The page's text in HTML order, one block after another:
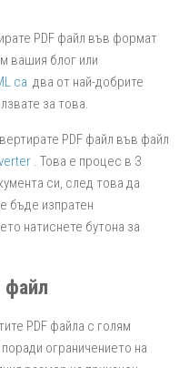
PDF файл във формат
вашия блог или
са два от най-добрите
за това.
PDF файл във файл
. Това е процес в 3
си, след това да
бъде изпратен
натиснете бутона за
файл
PDF файла с голям
ограничението на